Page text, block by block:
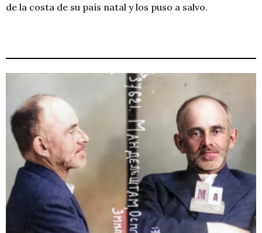
de la costa de su país natal y los puso a salvo.